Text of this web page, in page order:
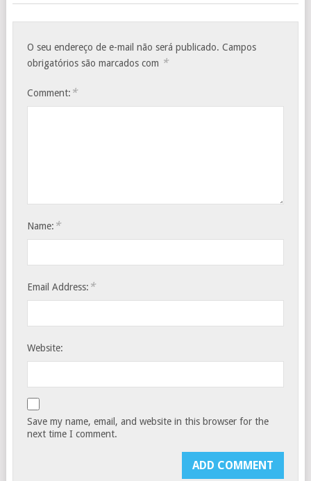
O seu endereço de e-mail não será publicado. Campos
obrigatórios são marcados com *
Comment: *
Name: *
Email Address: *
Website:
Save my name, email, and website in this browser for the
next time I comment.